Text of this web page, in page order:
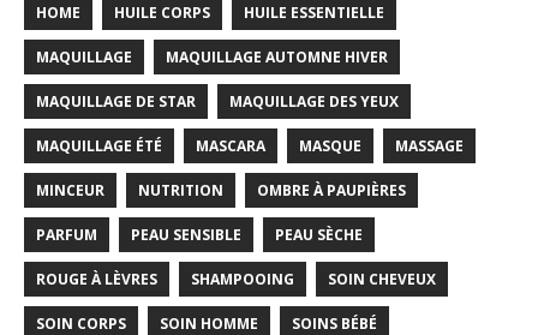
HOME HUILE CORPS HUILE ESSENTIELLE
MAQUILLAGE MAQUILLAGE AUTOMNE HIVER
MAQUILLAGE DE STAR MAQUILLAGE DES YEUX
MAQUILLAGE ÉTÉ MASCARA MASQUE MASSAGE
MINCEUR NUTRITION OMBRE À PAUPIÈRES
PARFUM PEAU SENSIBLE PEAU SÈCHE
ROUGE À LÈVRES SHAMPOOING SOIN CHEVEUX
SOIN CORPS SOIN HOMME SOINS BÉBÉ